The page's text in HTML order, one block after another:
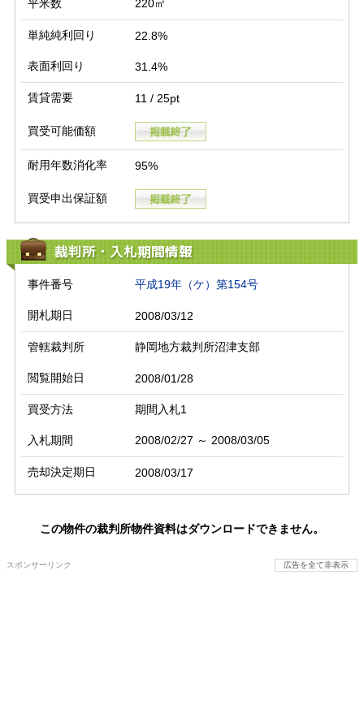
平米数 220㎡
単純純利回り 22.8%
表面利回り 31.4%
賃貸需要 11 / 25pt
買受可能価額
耐用年数消化率 95%
買受申出保証額
裁判所・入札期間情報
事件番号 平成19年（ケ）第154号
開札期日 2008/03/12
管轄裁判所 静岡地方裁判所沼津支部
閲覧開始日 2008/01/28
買受方法 期間入札1
入札期間 2008/02/27 ～ 2008/03/05
売却決定期日 2008/03/17
この物件の裁判所物件資料はダウンロードできません。
スポンサーリンク 広告を全て非表示